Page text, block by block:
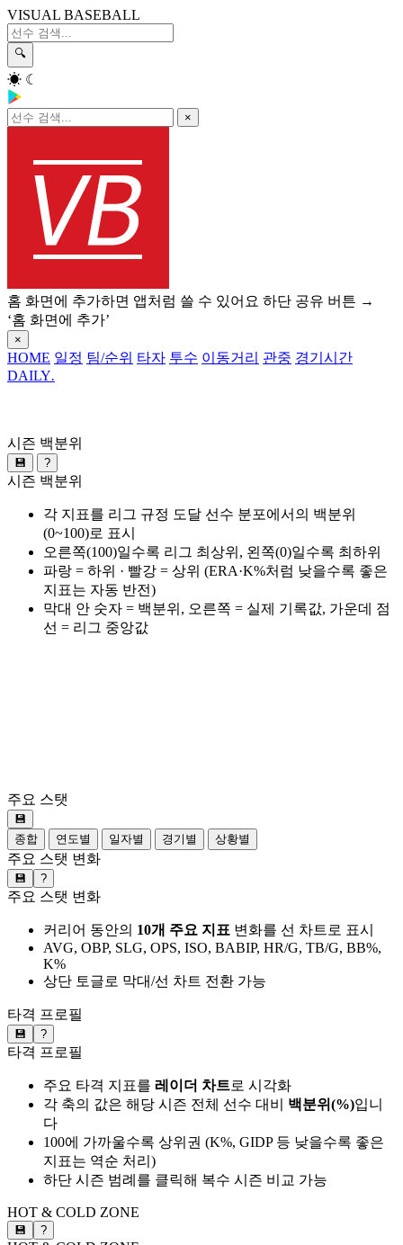
VISUAL BASEBALL
🔍
☀ ☾
×
홈 화면에 추가하면 앱처럼 쓸 수 있어요 하단 공유 버튼 →
‘홈 화면에 추가’
×
HOME 일정 팀/순위 타자 투수 이동거리 관중 경기시간
DAILY.
시즌 백분위
💾 ?
시즌 백분위
각 지표를 리그 규정 도달 선수 분포에서의 백분위
(0~100)로 표시
오른쪽(100)일수록 리그 최상위, 왼쪽(0)일수록 최하위
파랑 = 하위 · 빨강 = 상위 (ERA·K%처럼 낮을수록 좋은
지표는 자동 반전)
막대 안 숫자 = 백분위, 오른쪽 = 실제 기록값, 가운데 점
선 = 리그 중앙값
주요 스탯
💾
종합
연도별 일자별 경기별 상황별
주요 스탯 변화
💾 ?
주요 스탯 변화
커리어 동안의 10개 주요 지표 변화를 선 차트로 표시
AVG, OBP, SLG, OPS, ISO, BABIP, HR/G, TB/G, BB%,
K%
상단 토글로 막대/선 차트 전환 가능
타격 프로필
💾 ?
타격 프로필
주요 타격 지표를 레이더 차트로 시각화
각 축의 값은 해당 시즌 전체 선수 대비 백분위(%)입니
다
100에 가까울수록 상위권 (K%, GIDP 등 낮을수록 좋은
지표는 역순 처리)
하단 시즌 범례를 클릭해 복수 시즌 비교 가능
HOT & COLD ZONE
💾 ?